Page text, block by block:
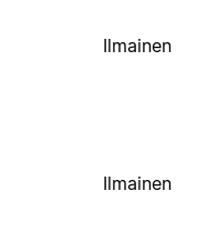
Ilmainen
Ilmainen